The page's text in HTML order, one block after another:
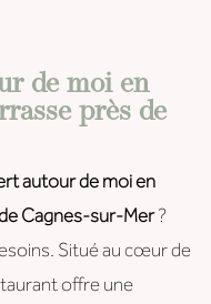
de moi en
près de
autour de moi en
Cagnes-sur-Mer?
Situé au cœur de
offre une